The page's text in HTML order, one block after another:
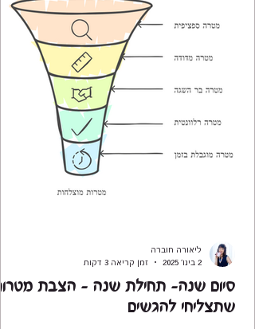
סיום שנה- תחילת שנה - הצבת
שתצליחי להגשים
ליאורה חוברה
2 בינו׳ 2025
זמן קריאה 3 דקות